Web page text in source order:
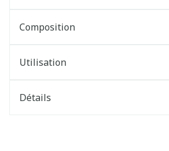
Composition
Utilisation
Détails